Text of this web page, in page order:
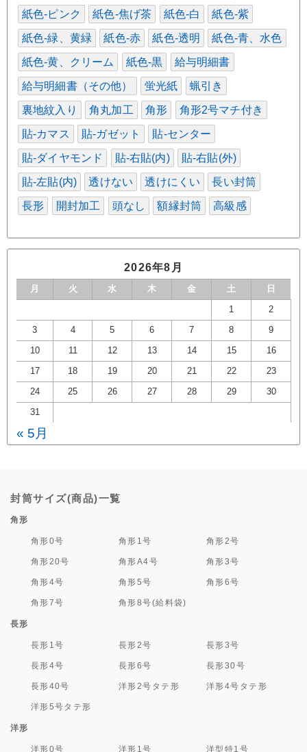
紙色-ピンク 紙色-焦げ茶 紙色-白 紙色-紫
紙色-緑、黄緑 紙色-赤 紙色-透明 紙色-青、水色
紙色-黄、クリーム 紙色-黒 給与明細書
給与明細書（その他） 蛍光紙 蝋引き
裏地紋入り 角丸加工 角形 角形2号マチ付き
貼-カマス 貼-ガゼット 貼-センター
貼-ダイヤモンド 貼-右貼(内) 貼-右貼(外)
貼-左貼(内) 透けない 透けにくい 長い封筒
長形 開封加工 頭なし 額縁封筒 高級感
2026年8月
月 火 水 木 金 土 日
1 2
3 4 5 6 7 8 9
10 11 12 13 14 15 16
17 18 19 20 21 22 23
24 25 26 27 28 29 30
31
« 5月
封筒サイズ(商品)一覧
角形
角形0号 角形1号 角形2号
角形20号 角形A4号 角形3号
角形4号 角形5号 角形6号
角形7号 角形8号(給料袋)
長形
長形1号 長形2号 長形3号
長形4号 長形6号 長形30号
長形40号 洋形2号タテ形 洋形4号タテ形
洋形5号タテ形
洋形
洋形0号 洋形1号 洋型特1号